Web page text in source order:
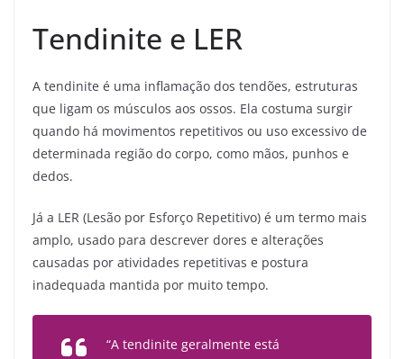
Tendinite e LER
A tendinite é uma inflamação dos tendões, estruturas
que ligam os músculos aos ossos. Ela costuma surgir
quando há movimentos repetitivos ou uso excessivo de
determinada região do corpo, como mãos, punhos e
dedos.
Já a LER (Lesão por Esforço Repetitivo) é um termo mais
amplo, usado para descrever dores e alterações
causadas por atividades repetitivas e postura
inadequada mantida por muito tempo.
“A tendinite geralmente está